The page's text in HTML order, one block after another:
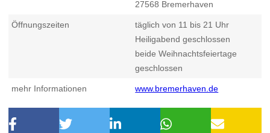
27568 Bremerhaven
Öffnungszeiten
täglich von 11 bis 21 Uhr
Heiligabend geschlossen
beide Weihnachtsfeiertage
geschlossen
mehr Informationen www.bremerhaven.de